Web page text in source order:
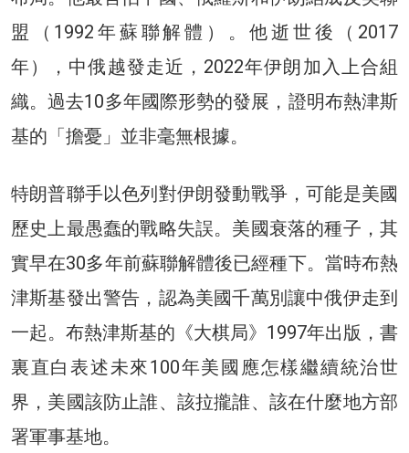
盟（1992年蘇聯解體）。他逝世後（2017
年），中俄越發走近，2022年伊朗加入上合組
織。過去10多年國際形勢的發展，證明布熱津斯
基的「擔憂」並非毫無根據。
特朗普聯手以色列對伊朗發動戰爭，可能是美國
歷史上最愚蠢的戰略失誤。美國衰落的種子，其
實早在30多年前蘇聯解體後已經種下。當時布熱
津斯基發出警告，認為美國千萬別讓中俄伊走到
一起。布熱津斯基的《大棋局》1997年出版，書
裏直白表述未來100年美國應怎樣繼續統治世
界，美國該防止誰、該拉攏誰、該在什麼地方部
署軍事基地。